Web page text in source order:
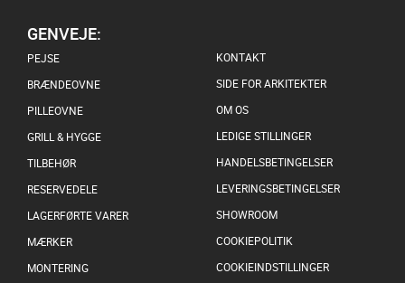
GENVEJE:
PEJSE
BRÆNDEOVNE
PILLEOVNE
GRILL & HYGGE
TILBEHØR
RESERVEDELE
LAGERFØRTE VARER
MÆRKER
MONTERING
KONTAKT
SIDE FOR ARKITEKTER
OM OS
LEDIGE STILLINGER
HANDELSBETINGELSER
LEVERINGSBETINGELSER
SHOWROOM
COOKIEPOLITIK
COOKIEINDSTILLINGER